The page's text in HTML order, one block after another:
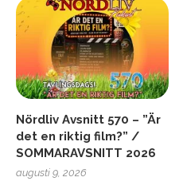
Nördliv Avsnitt 570 – ”Är
det en riktig film?” /
SOMMARAVSNITT 2026
augusti 9, 2026